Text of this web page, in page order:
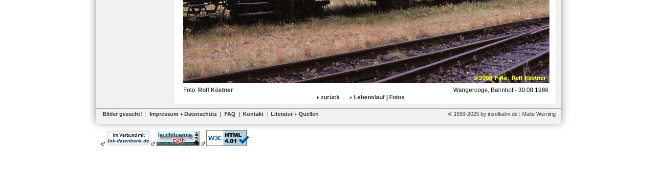
Foto: Rolf Köstner
Wangerooge, Bahnhof - 30.08.1986
zurück
Lebenslauf | Fotos
Bilder gesucht! | Impressum + Datenschutz | FAQ | Kontakt | Literatur + Quellen © 1999-2025 by inselbahn.de | Malte Werning